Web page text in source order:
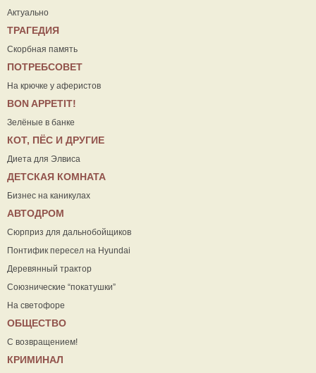
Актуально
ТРАГЕДИЯ
Скорбная память
ПОТРЕБСОВЕТ
На крючке у аферистов
ВON APPETIT!
Зелёные в банке
КОТ, ПЁС И ДРУГИЕ
Диета для Элвиса
ДЕТСКАЯ КОМНАТА
Бизнес на каникулах
АВТОДРОМ
Сюрприз для дальнобойщиков
Понтифик пересел на Hyundai
Деревянный трактор
Союзнические “покатушки”
На светофоре
ОБЩЕСТВО
С возвращением!
КРИМИНАЛ